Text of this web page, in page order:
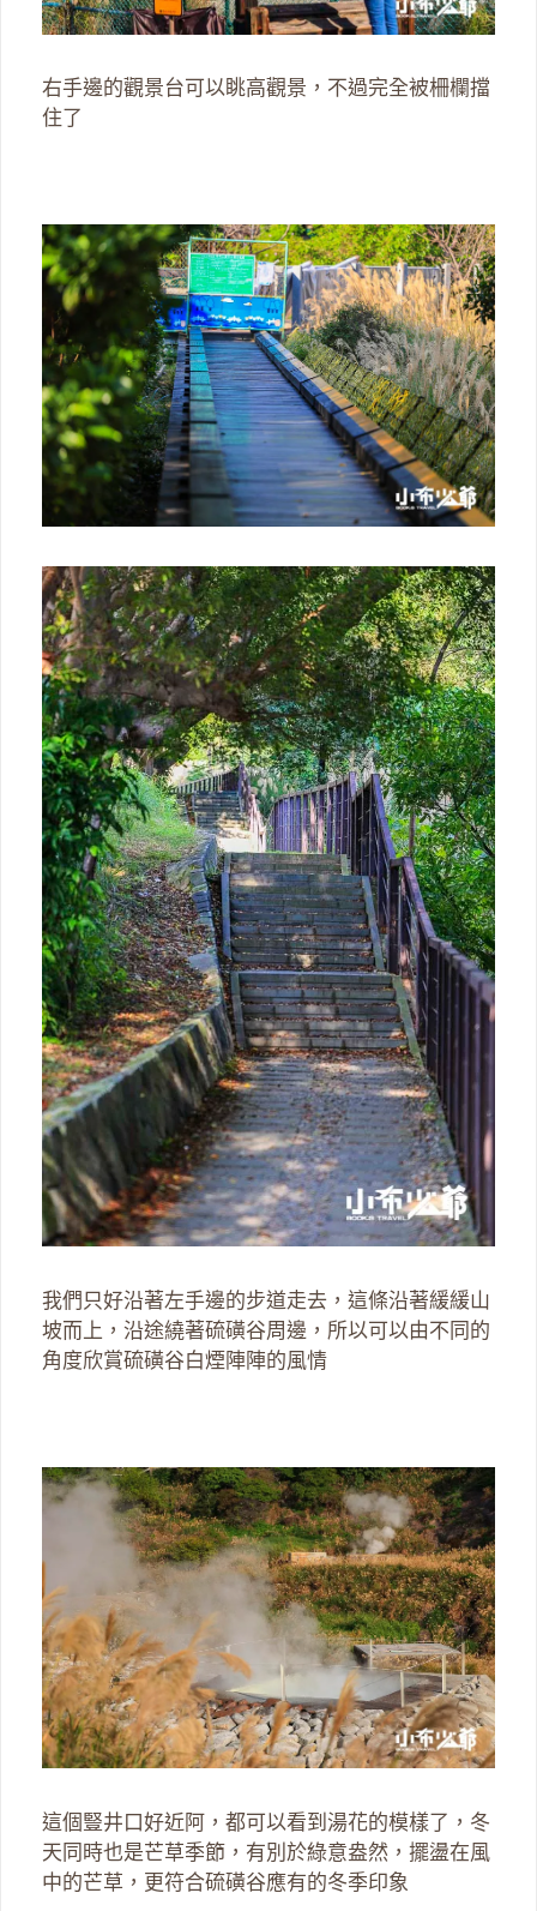
右手邊的觀景台可以眺高觀景，不過完全被柵欄擋
住了
我們只好沿著左手邊的步道走去，這條沿著緩緩山
坡而上，沿途繞著硫磺谷周邊，所以可以由不同的
角度欣賞硫磺谷白煙陣陣的風情
這個豎井口好近阿，都可以看到湯花的模樣了，冬
天同時也是芒草季節，有別於綠意盎然，擺盪在風
中的芒草，更符合硫磺谷應有的冬季印象